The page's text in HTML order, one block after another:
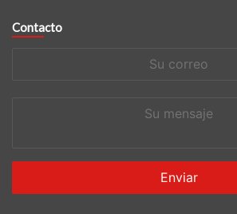
Contacto